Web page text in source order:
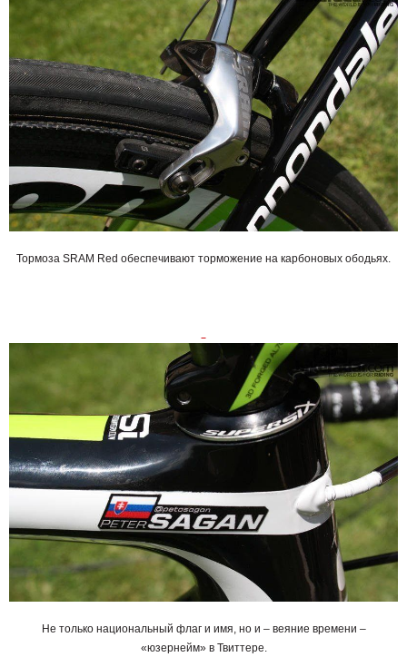
Тормоза SRAM Red обеспечивают торможение на карбоновых ободьях.
Не только национальный флаг и имя, но и – веяние времени –
«юзернейм» в Твиттере.